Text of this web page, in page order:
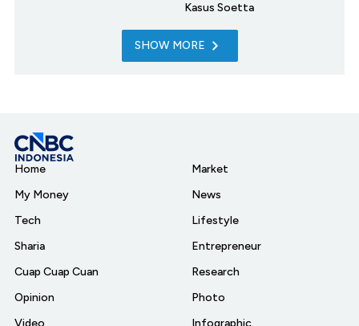
Kasus Soetta
SHOW MORE
Home
My Money
Tech
Sharia
Cuap Cuap Cuan
Opinion
Market
News
Lifestyle
Entrepreneur
Research
Photo